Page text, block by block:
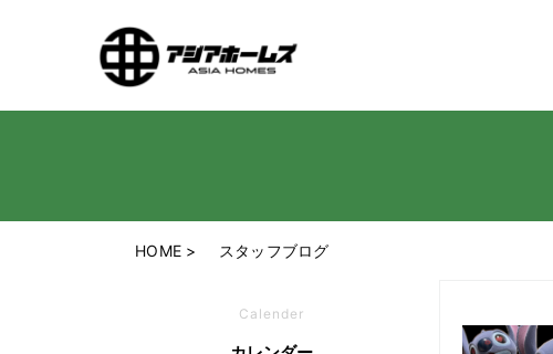
HOME スタッフブログ
Calender